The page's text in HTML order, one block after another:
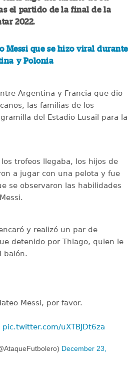
el partido de la final de la
2022.
Messi que se hizo viral durante
y Polonia
Argentina y Francia que dio
las familias de los
del Estadio Lusail para la
trofeos llegaba, los hijos de
a jugar con una pelota y fue
se observaron las habilidades
y realizó un par de
detenido por Thiago, quien le
balón.
Messi, por favor.
pic.twitter.com/uXTBJDt6za
December 23,